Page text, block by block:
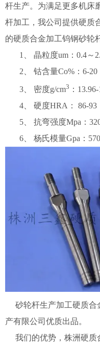
杆生产。为满足更多机床
杆加工，我公司提供硬质
的硬质合金加工钨钢砂轮
1、 晶粒度um：0.4～
2、 钴含量Co%：6-20
3、 密度g/cm3 ：
4、 硬度HRA： 86-93
5、 抗弯强度Mpa：
6、 杨氏模量Gpa：
砂轮杆生产加工硬质合
产有限公司优质出品。
我们的优势，株洲硬质